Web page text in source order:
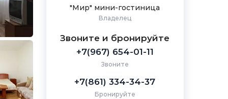
"Мир" мини-гостиница
Владелец
Звоните и бронируйте
+7(967) 654-01-11
Звоните
+7(861) 334-34-37
Бронируйте